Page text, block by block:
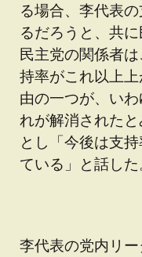
る場合、李代表
るだろうと、共
民主党の関係者
持率がこれ以上
由の一つが、い
れが解消されたと
とし「今後は支
ている」と話した
李代表の党内リ